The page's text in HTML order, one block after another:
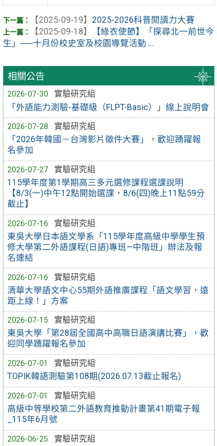
相關公告
2026-07-30
實驗研究組
「外語能力測驗-基礎級（FLPT-Basic）」線上說明會
2026-07-28
實驗研究組
「2026年韓國－台灣影片徵件大賽」，歡迎踴躍報
名參加
2026-07-27
實驗研究組
115學年度第1學期高三多元選修課程選課說明
【8/3(一)中午12點開始選課，8/6(四)晚上11點59分
截止】
2026-07-16
實驗研究組
東吳大學日本語文學系「115學年度高級中學學生預
修大學第二外語課程(日語)專班—中階班」辦法及報
名連結
2026-07-16
實驗研究組
清華大學語文中心55期外語推廣課程「語文學習，遠
距上線！」方案
2026-07-15
實驗研究組
東吳大學「第28屆全國高中高職日語演講比賽」，歡
迎同學踴躍報名參加
2026-07-01
實驗研究組
TOPIK韓語測驗第108期(2026.07.13截止報名)
2026-07-01
實驗研究組
高級中等學校第二外語教育推動計畫第41期電子報
_115年6月號
2026-06-25
實驗研究組
【2025-09-19】 2025-2026科普閱讀力大賽
【2025-09-18】
【綠衣使節】「探尋北一前世今
生」──十月份校史室及校園導覽活動 ...